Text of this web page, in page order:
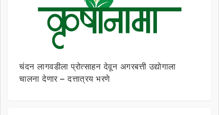
चंदन लागवडीला प्रोत्साहन देवून अगरबत्ती उद्योगाला
चालना देणार – दत्तात्रय भरणे